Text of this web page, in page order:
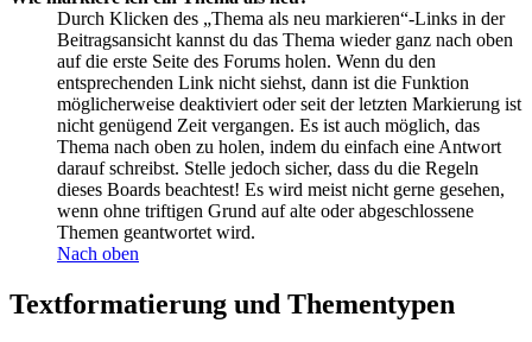
Durch Klicken des „Thema als neu markieren“-Links in der
Beitragsansicht kannst du das Thema wieder ganz nach oben
auf die erste Seite des Forums holen. Wenn du den
entsprechenden Link nicht siehst, dann ist die Funktion
möglicherweise deaktiviert oder seit der letzten Markierung ist
nicht genügend Zeit vergangen. Es ist auch möglich, das
Thema nach oben zu holen, indem du einfach eine Antwort
darauf schreibst. Stelle jedoch sicher, dass du die Regeln
dieses Boards beachtest! Es wird meist nicht gerne gesehen,
wenn ohne triftigen Grund auf alte oder abgeschlossene
Themen geantwortet wird.
Nach oben
Textformatierung und Thementypen